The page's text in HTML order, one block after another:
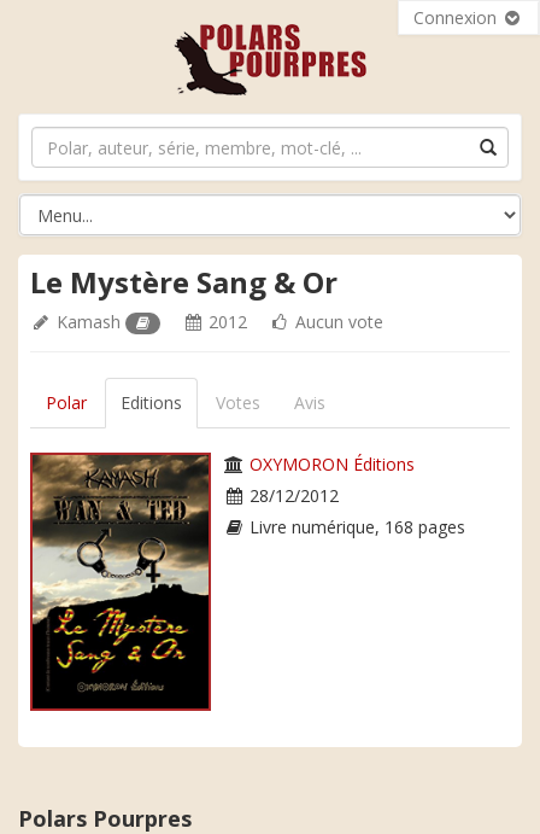
Connexion
Le Mystère Sang & Or
Kamash 2012 Aucun vote
Polar Editions Votes Avis
OXYMORON Éditions
28/12/2012
Livre numérique, 168 pages
Polars Pourpres